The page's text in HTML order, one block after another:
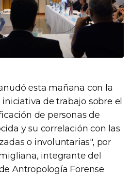
esta mañana con la
de trabajo sobre el
de personas de
y su correlación con las
o involuntarias", por
integrante del
Antropología Forense